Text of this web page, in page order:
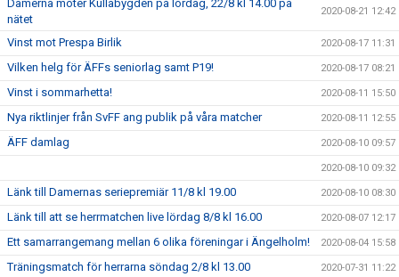
Damerna möter Kullabygden på lördag, 22/8 kl 14.00 på
nätet
2020-08-21 12:42
Vinst mot Prespa Birlik 2020-08-17 11:31
Vilken helg för ÄFFs seniorlag samt P19! 2020-08-17 08:21
Vinst i sommarhetta! 2020-08-11 15:50
Nya riktlinjer från SvFF ang publik på våra matcher 2020-08-11 12:55
ÄFF damlag 2020-08-10 09:57
2020-08-10 09:32
Länk till Damernas seriepremiär 11/8 kl 19.00 2020-08-10 08:30
Länk till att se herrmatchen live lördag 8/8 kl 16.00 2020-08-07 12:17
Ett samarrangemang mellan 6 olika föreningar i Ängelholm! 2020-08-04 15:58
Träningsmatch för herrarna söndag 2/8 kl 13.00 2020-07-31 11:22